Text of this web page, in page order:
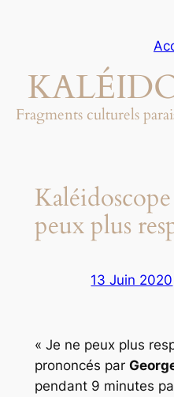
Fragments culturels
peux plus
13 Juin 2020
« Je ne peux plus
prononcés par
pendant 9 minutes